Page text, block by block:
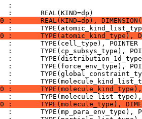
:
:       REAL(KIND=dp)
:       REAL(KIND=dp),
:
:       TYPE(atomic_kind_type),
:       TYPE(cell_type),
:       TYPE(cp_subsys_type),
:
:       TYPE(force_env_type),
:
:
:
:
:       TYPE(molecule_type),
:       TYPE(mp_para_env_type),